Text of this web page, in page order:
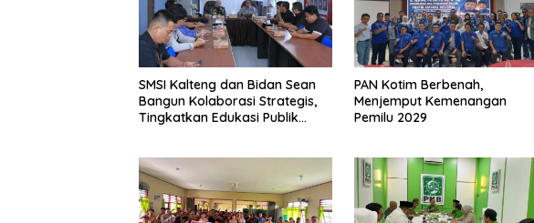
SMSI Kalteng dan Bidan Sean
Bangun Kolaborasi Strategis,
Tingkatkan Edukasi Publik
PAN Kotim Berbenah,
Menjemput Kemenangan
Pemilu 2029